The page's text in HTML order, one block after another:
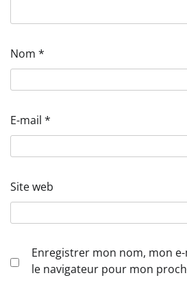
Nom *
E-mail *
Site web
Enregistrer mon nom, mon
le navigateur pour mon